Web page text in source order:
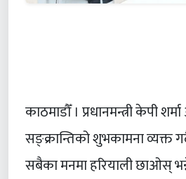
काठमाडौँ । प्रधानमन्त्री केपी
सङ्क्रान्तिको शुभकामना व्यक्त
सबैका मनमा हरियाली छाओस्